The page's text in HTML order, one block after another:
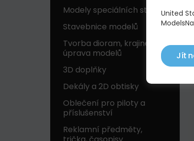
Modely speciálních strojů
Stavebnice modelů
Tvorba dioram, krajinek a
úprava modelů
3D doplňky
Dekály a 2D obtisky
Oblečení pro piloty a
příslušenství
Reklamní předměty,
United
Jít